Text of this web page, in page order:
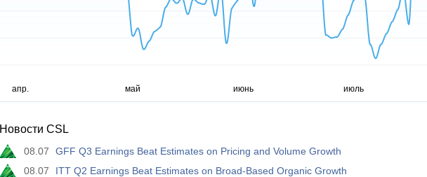
Новости CSL
08.07
GFF Q3 Earnings Beat Estimates on Pricing and Volume Growth
08.07
ITT Q2 Earnings Beat Estimates on Broad-Based Organic Growth